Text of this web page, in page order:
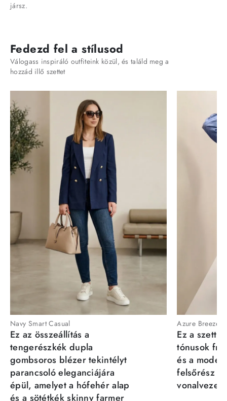
jársz.
Fedezd fel a stílusod
Válogass inspiráló outfiteink közül, és találd meg a
hozzád illő szettet
Navy Smart Casual
Ez az összeállítás a
tengerészkék dupla
gombsoros blézer tekintélyt
parancsoló eleganciájára
épül, amelyet a hófehér alap
és a sötétkék skinny farmer
Azure Breeze
Ez a szett
tónusok
és a
felsőrész